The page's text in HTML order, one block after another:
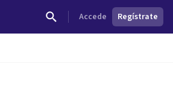
Accede Regístrate